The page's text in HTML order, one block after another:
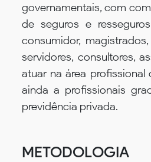
governamentais, com
de seguros e
consumidor,
servidores, consultores,
atuar na área
ainda a profissionais
previdência privada.
METODOLOGIA